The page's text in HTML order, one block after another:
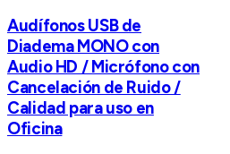
Audífonos USB de
Diadema MONO con
Audio HD / Micrófono con
Cancelación de Ruido /
Calidad para uso en
Oficina